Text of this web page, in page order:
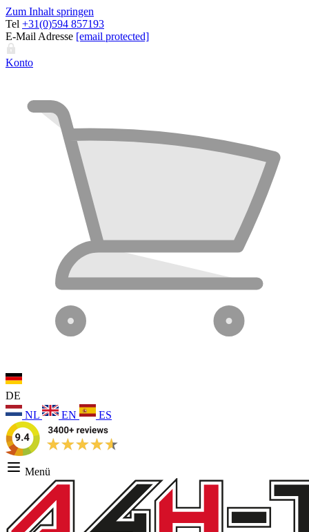
Zum Inhalt springen
Tel +31(0)594 857193
E-Mail Adresse [email protected]
Konto
DE
NL
EN ES
Menü